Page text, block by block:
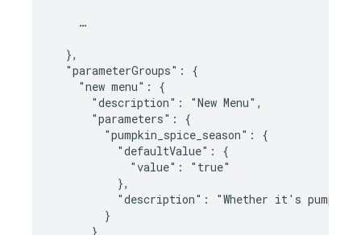
    …
  },
  "parameterGroups": {
    "new menu": {
      "description": "New Menu",
      "parameters": {
        "pumpkin_spice_season": {
          "defaultValue": {
            "value": "true"
          },
"description": "Whether it's pumpkin
        }
      }